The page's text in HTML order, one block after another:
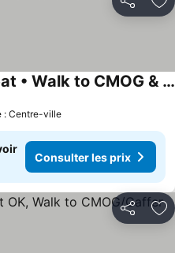
Partager
Designer Corning Retreat • Walk to CMOG & Downtown
: Centre-ville
Consulter les prix
Partager